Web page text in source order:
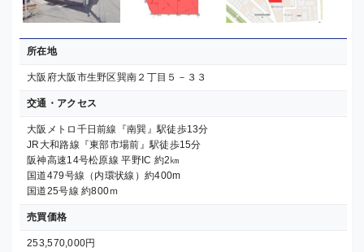
所在地
大阪府大阪市生野区巽南２丁目５－３３
交通・アクセス
大阪メトロ千日前線『南巽』駅徒歩13分
JR大和路線『東部市場前』駅徒歩15分
阪神高速14号松原線 平野IC 約2㎞
国道479号線（内環状線）約400m
国道25号線 約800ｍ
売買価格
253,570,000円